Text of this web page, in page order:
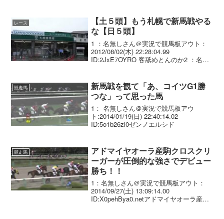
万円）で行われ、宮...
レース
【土５頭】もう札幌で新馬戦やる
な【日５頭】
1 ：名無しさん＠実況で競馬板アウト：
2012/08/02(木) 22:28:04.99
ID:2JxE7OYRO 客舐めとんのか2 ：名無
競走馬
新馬戦を観て「あ、コイツG1勝
つな」って思った馬
1： 名無しさん＠実況で競馬板アウ
ト:2014/01/19(日) 22:40:14.02
ID:5o1b26zl0ゼンノエルシド
競走馬
アドマイヤオーラ産駒クロスクリ
ーガーが圧倒的な強さでデビュー
勝ち！！
1：名無しさん＠実況で競馬板アウト：
2014/09/27(土) 13:09:14.00
ID:X0pehBya0.netアドマイヤオーラ産駒